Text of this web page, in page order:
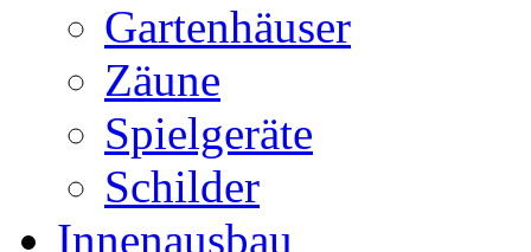
Gartenhäuser
Zäune
Spielgeräte
Schilder
Innenausbau